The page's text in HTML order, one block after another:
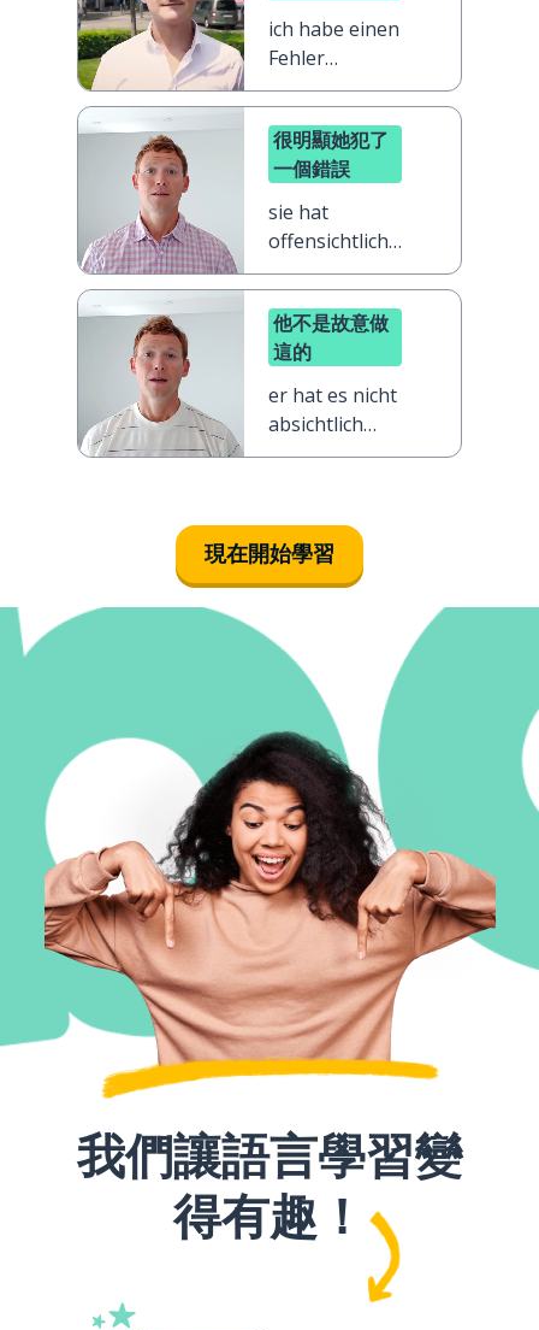
ich habe einen
Fehler
gemacht
很明顯她犯了
一個錯誤
sie hat
offensichtlich
einen Fehler
gemacht
他不是故意做
這的
er hat es nicht
absichtlich
gemacht
現在開始學習
我們讓語言學習變
得有趣！